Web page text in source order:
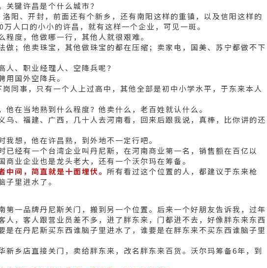
关键许昌是个什么城市？
阳、开封，前面还有个新乡，还有南阳这样的重镇，以及信阳这样的
人口的小小的许昌，就有这样一个企业，可见一斑。
度，他做哪一行，其他人就很艰难。
做；他卖珠宝，其他做珠宝的都在压缩；卖家电，国美、苏宁都做不下
、职业经理人、空降兵呢？
国外空降兵。
同事，只有一个人上过高中，其他全部是初中小学水平，于东来本人
他在当地熟到什么程度？他卖什么，老百姓就认什么。
乌、福建、广西，几十人去河南看，回来后跟我说，真棒，比你讲的还
想，他在许昌熟，到外地不一定行吧。
已经有一个台湾企业叫丹尼斯，在河南商业第一名，销售额在百亿以
商业企业也是龙头老大，还有一个沃尔玛在筹备。
间，简直就是十面埋伏。 所有看过这个位置的人，都建议于东来枪
子里进水了。
第一品牌丹尼斯关门，搬到另一个位置。后来一个好朋友告诉我，过年
人，客人跟营业员差不多，进了胖东来，门都进不去，好像胖东来东西
是在丹尼斯买东西谁脑子里进水了，谁要是在胖东来不买东西谁脑子里
新乡店直接关门，卖给胖东来，改名胖东来百货。沃尔玛筹备6年，到